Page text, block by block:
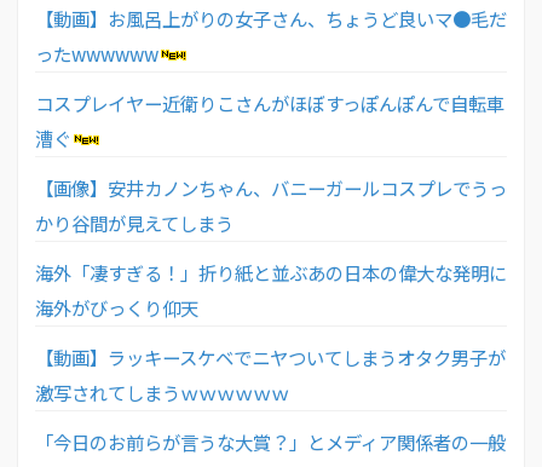
【動画】お風呂上がりの女子さん、ちょうど良いマ●毛だ
ったwwwwww
コスプレイヤー近衛りこさんがほぼすっぽんぽんで自転車
漕ぐ
【画像】安井カノンちゃん、バニーガールコスプレでうっ
かり谷間が見えてしまう
海外「凄すぎる！」折り紙と並ぶあの日本の偉大な発明に
海外がびっくり仰天
【動画】ラッキースケベでニヤついてしまうオタク男子が
激写されてしまうｗｗｗｗｗｗ
「今日のお前らが言うな大賞？」とメディア関係者の一般